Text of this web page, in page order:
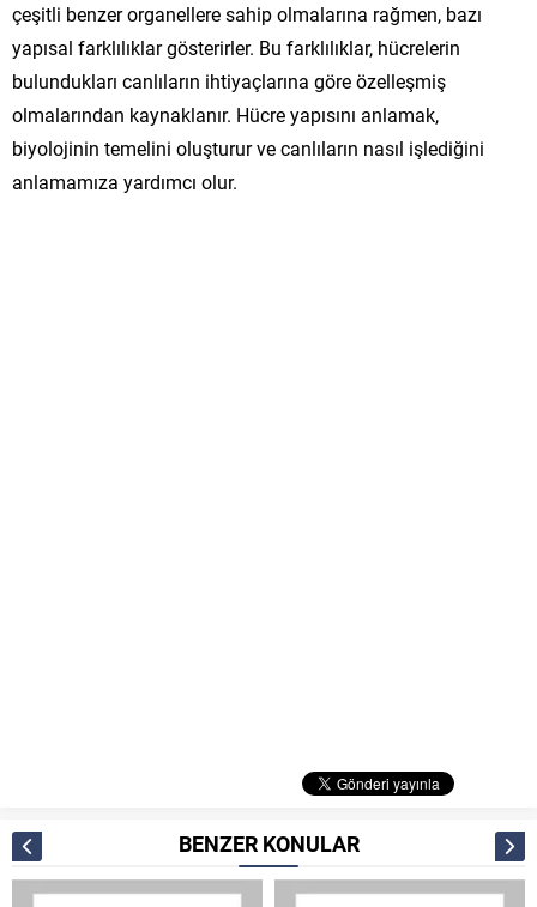
çeşitli benzer organellere sahip olmalarına rağmen, bazı
yapısal farklılıklar gösterirler. Bu farklılıklar, hücrelerin
bulundukları canlıların ihtiyaçlarına göre özelleşmiş
olmalarından kaynaklanır. Hücre yapısını anlamak,
biyolojinin temelini oluşturur ve canlıların nasıl işlediğini
anlamamıza yardımcı olur.
BENZER KONULAR